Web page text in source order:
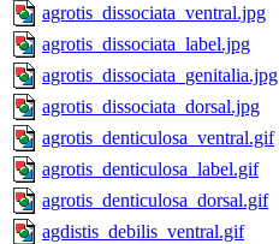
agrotis_dissociata_ventral.jpg
agrotis_dissociata_label.jpg
agrotis_dissociata_genitalia.jpg
agrotis_dissociata_dorsal.jpg
agrotis_denticulosa_ventral.gif
agrotis_denticulosa_label.gif
agrotis_denticulosa_dorsal.gif
agdistis_debilis_ventral.gif